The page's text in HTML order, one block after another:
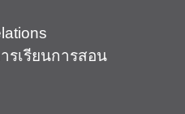
เรียนการสอน